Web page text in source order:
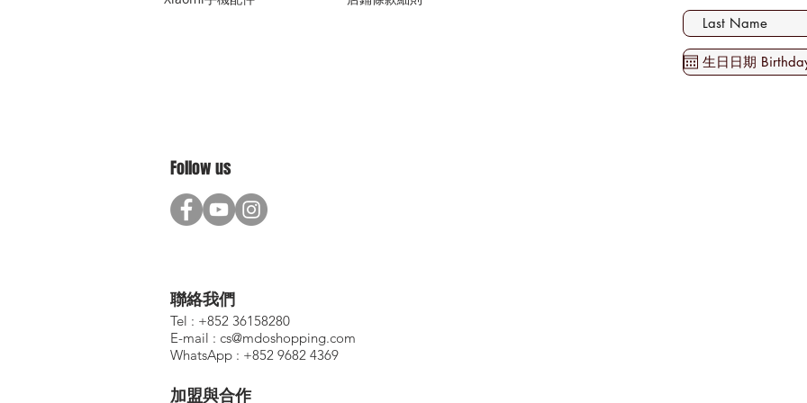
Follow us
加盟與合作
聯絡我們
Tel : +852 36158280
E-mail : cs@mdoshopping.com
WhatsApp : +852 9682 4369